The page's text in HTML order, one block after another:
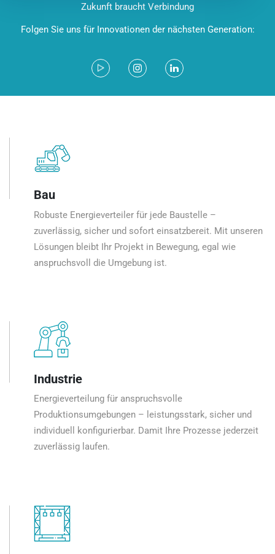
Zukunft braucht Verbindung
Folgen Sie uns für Innovationen der nächsten Generation:
Bau
Robuste Energieverteiler für jede Baustelle –
zuverlässig, sicher und sofort einsatzbereit. Mit unseren
Lösungen bleibt Ihr Projekt in Bewegung, egal wie
anspruchsvoll die Umgebung ist.
Industrie
Energieverteilung für anspruchsvolle
Produktionsumgebungen – leistungsstark, sicher und
individuell konfigurierbar. Damit Ihre Prozesse jederzeit
zuverlässig laufen.